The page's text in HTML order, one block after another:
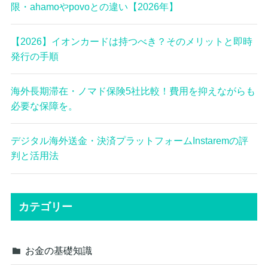
限・ahamoやpovoとの違い【2026年】
【2026】イオンカードは持つべき？そのメリットと即時
発行の手順
海外長期滞在・ノマド保険5社比較！費用を抑えながらも
必要な保障を。
デジタル海外送金・決済プラットフォームInstaremの評
判と活用法
カテゴリー
お金の基礎知識